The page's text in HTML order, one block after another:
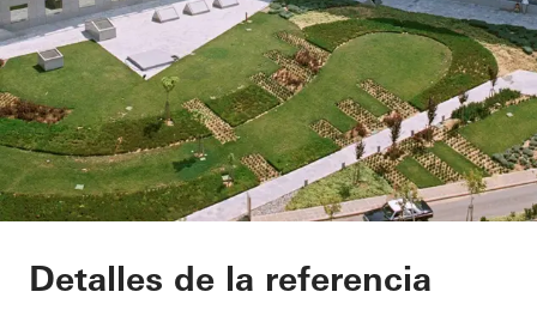
Iatriko Diavalkaniko
Detalles de la referencia